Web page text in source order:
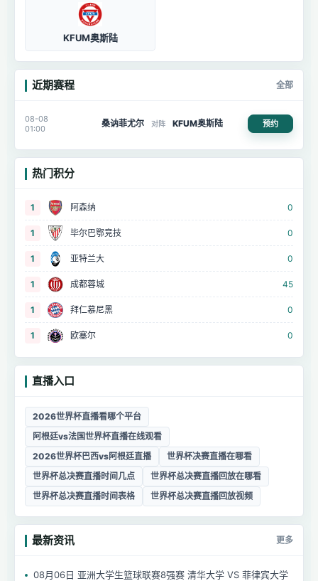
KFUM奥斯陆
近期赛程 全部
08-08
01:00
桑讷菲尤尔 对阵 KFUM奥斯陆 预约
热门积分
1 阿森纳 0
1 毕尔巴鄂竞技 0
1 亚特兰大 0
1 成都蓉城 45
1 拜仁慕尼黑 0
1 欧塞尔 0
直播入口
2026世界杯直播看哪个平台
阿根廷vs法国世界杯直播在线观看
2026世界杯巴西vs阿根廷直播
世界杯决赛直播在哪看
世界杯总决赛直播时间几点
世界杯总决赛直播回放在哪看
世界杯总决赛直播时间表格
世界杯总决赛直播回放视频
最新资讯 更多
08月06日 亚洲大学生篮球联赛8强赛 清华大学 VS 菲律宾大学